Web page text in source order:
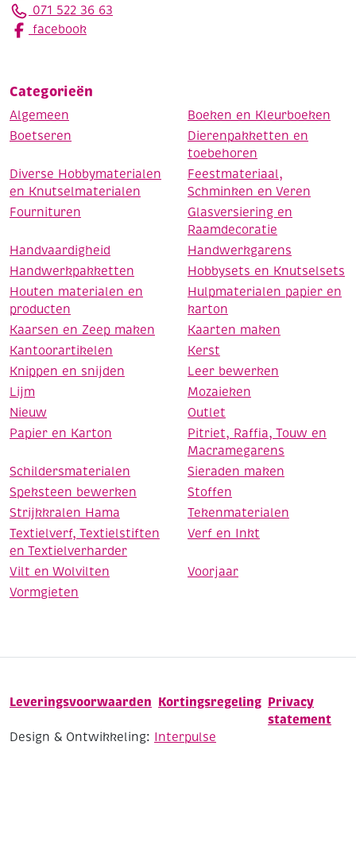
071 522 36 63
facebook
Categorieën
Algemeen
Boeken en Kleurboeken
Boetseren
Dierenpakketten en
toebehoren
Diverse Hobbymaterialen
en Knutselmaterialen
Feestmateriaal,
Schminken en Veren
Fournituren
Glasversiering en
Raamdecoratie
Handvaardigheid
Handwerkgarens
Handwerkpakketten
Hobbysets en Knutselsets
Houten materialen en
producten
Hulpmaterialen papier en
karton
Kaarsen en Zeep maken
Kaarten maken
Kantoorartikelen
Kerst
Knippen en snijden
Leer bewerken
Lijm
Mozaieken
Nieuw
Outlet
Papier en Karton
Pitriet, Raffia, Touw en
Macramegarens
Schildersmaterialen
Sieraden maken
Speksteen bewerken
Stoffen
Strijkkralen Hama
Tekenmaterialen
Textielverf, Textielstiften
en Textielverharder
Verf en Inkt
Vilt en Wolvilten
Voorjaar
Vormgieten
Leveringsvoorwaarden Kortingsregeling Privacy
statement
Design & Ontwikkeling: Interpulse